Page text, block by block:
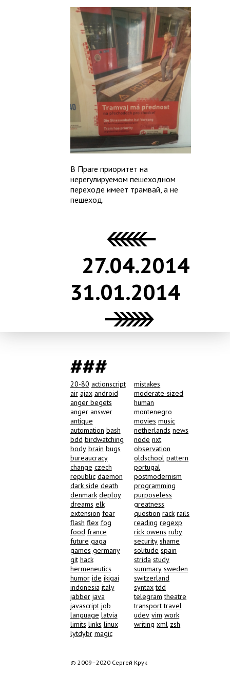
В Праге приоритет на
нерегулируемом пешеходном
переходе имеет трамвай, а не
пешеход.
27.04.2014
31.01.2014
###
20-80 actionscript
air ajax android
anger begets
anger answer
antique
automation bash
bdd birdwatching
body brain bugs
bureaucracy
change czech
republic daemon
dark side death
denmark deploy
dreams elk
extension fear
flash flex fog
food france
future gaga
games germany
git hack
hermeneutics
humor ide ikigai
indonesia italy
jabber java
javascript job
language latvia
limits links linux
lytdybr magic
mistakes
moderate-sized
human
montenegro
movies music
netherlands news
node nxt
observation
oldschool pattern
portugal
postmodernism
programming
purposeless
greatness
question rack rails
reading regexp
rick owens ruby
security shame
solitude spain
strida study
summary sweden
switzerland
syntax tdd
telegram theatre
transport travel
udev vim work
writing xml zsh
© 2009–2020 Сергей Крук